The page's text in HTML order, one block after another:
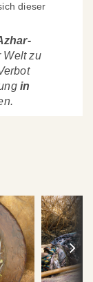
dieser
Welt zu
in